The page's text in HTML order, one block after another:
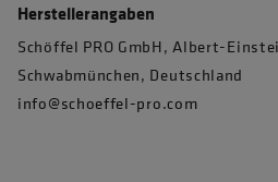
Herstellerangaben
Schöffel PRO GmbH, Albert-
Schwabmünchen, Deutschland
info@schoeffel-pro.com